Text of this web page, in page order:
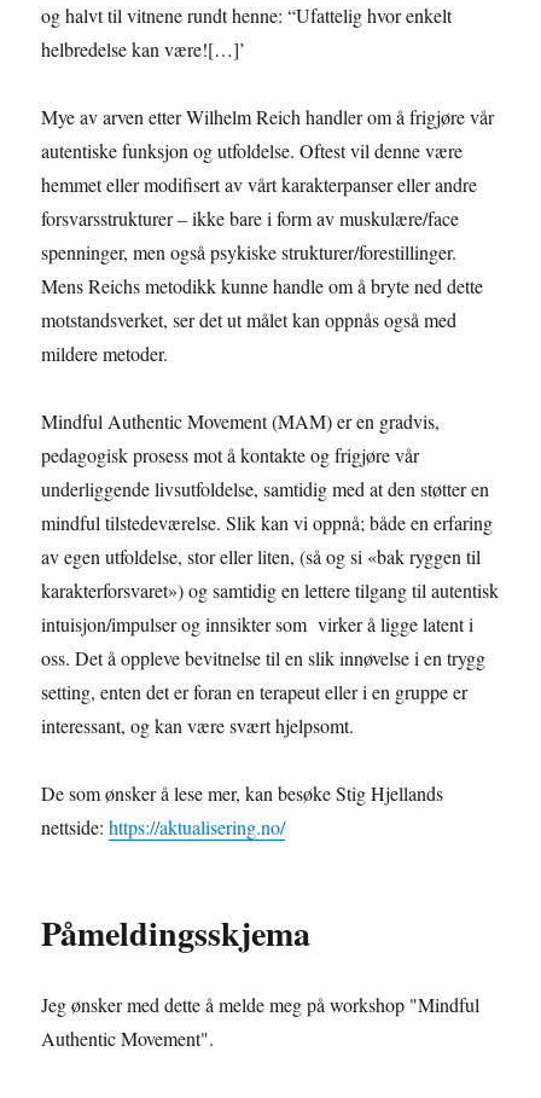
og halvt til vitnene rundt henne: “Ufattelig hvor enkelt
helbredelse kan være![…]’
Mye av arven etter Wilhelm Reich handler om å frigjøre vår
autentiske funksjon og utfoldelse. Oftest vil denne være
hemmet eller modifisert av vårt karakterpanser eller andre
forsvarsstrukturer – ikke bare i form av muskulære/face
spenninger, men også psykiske strukturer/forestillinger.
Mens Reichs metodikk kunne handle om å bryte ned dette
motstandsverket, ser det ut målet kan oppnås også med
mildere metoder.
Mindful Authentic Movement (MAM) er en gradvis,
pedagogisk prosess mot å kontakte og frigjøre vår
underliggende livsutfoldelse, samtidig med at den støtter en
mindful tilstedeværelse. Slik kan vi oppnå; både en erfaring
av egen utfoldelse, stor eller liten, (så og si «bak ryggen til
karakterforsvaret») og samtidig en lettere tilgang til autentisk
intuisjon/impulser og innsikter som virker å ligge latent i
oss. Det å oppleve bevitnelse til en slik innøvelse i en trygg
setting, enten det er foran en terapeut eller i en gruppe er
interessant, og kan være svært hjelpsomt.
De som ønsker å lese mer, kan besøke Stig Hjellands
nettside:https://aktualisering.no/
Påmeldingsskjema
Jeg ønsker med dette å melde meg på workshop "Mindful
Authentic Movement".